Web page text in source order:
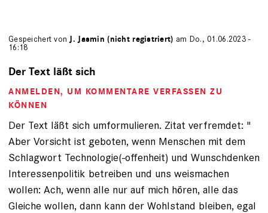
Gespeichert von J. Jasmin (nicht registriert) am Do., 01.06.2023 -
16:18
Der Text läßt sich
ANMELDEN, UM KOMMENTARE VERFASSEN ZU
KÖNNEN
Der Text läßt sich umformulieren. Zitat verfremdet: "
Aber Vorsicht ist geboten, wenn Menschen mit dem
Schlagwort Technologie(-offenheit) und Wunschdenken
Interessenpolitik betreiben und uns weismachen
wollen: Ach, wenn alle nur auf mich hören, alle das
Gleiche wollen, dann kann der Wohlstand bleiben, egal